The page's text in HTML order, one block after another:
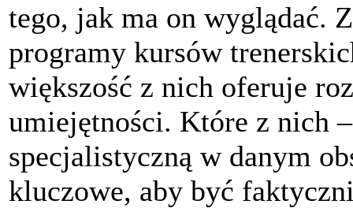
tego, jak ma on wyglądać.
programy kursów
większość z nich oferuje
umiejętności. Które z nich
specjalistyczną w danym
kluczowe, aby być